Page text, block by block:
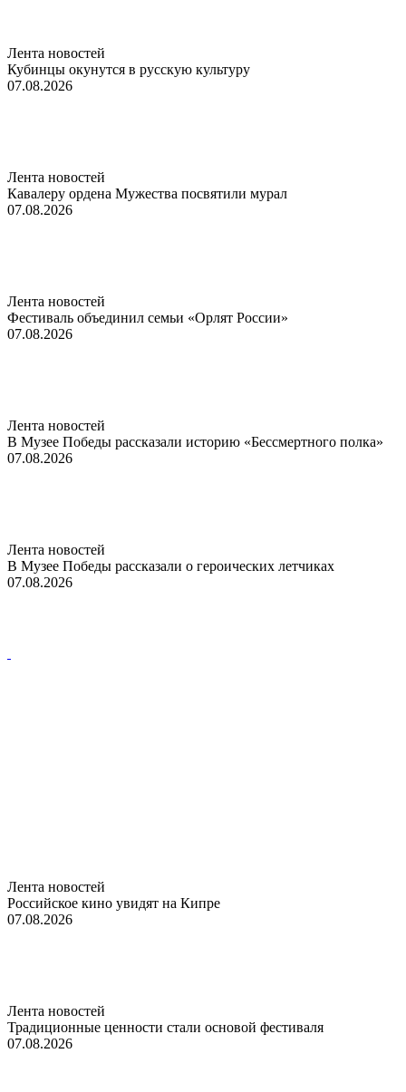
Лента новостей
Кубинцы окунутся в русскую культуру
07.08.2026
Лента новостей
Кавалеру ордена Мужества посвятили мурал
07.08.2026
Лента новостей
Фестиваль объединил семьи «Орлят России»
07.08.2026
Лента новостей
В Музее Победы рассказали историю «Бессмертного полка»
07.08.2026
Лента новостей
В Музее Победы рассказали о героических летчиках
07.08.2026
Лента новостей
Российское кино увидят на Кипре
07.08.2026
Лента новостей
Традиционные ценности стали основой фестиваля
07.08.2026